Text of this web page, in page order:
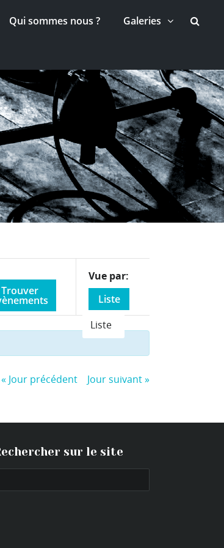
Qui sommes nous ? Galeries
Event
Views
Navigation
Vue par
Liste
Liste
« Jour précédent Jour suivant»
sur le site